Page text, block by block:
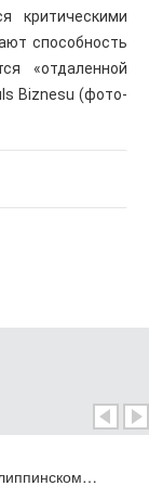
критическими
способность
«отдаленной
Biznesu (фото-